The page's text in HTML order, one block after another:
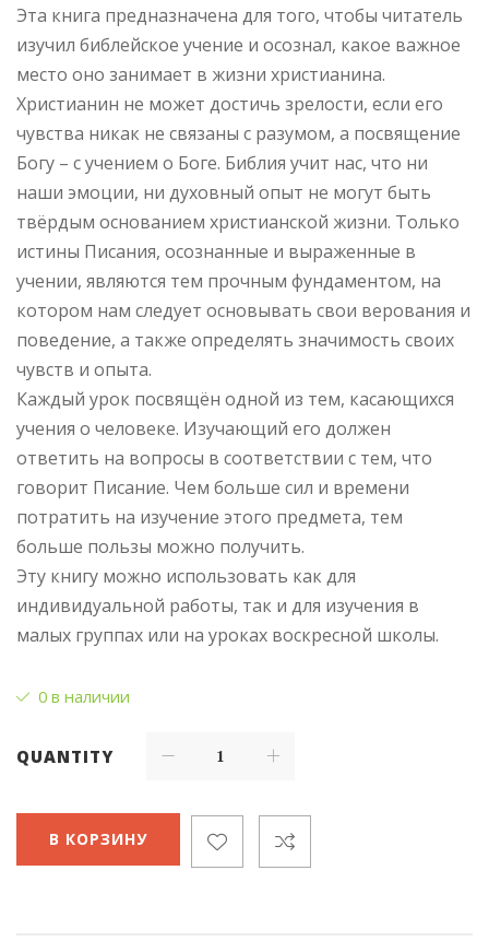
Эта книга предназначена для того, чтобы читатель
изучил библейское учение и осознал, какое важное
место оно занимает в жизни христианина.
Христианин не может достичь зрелости, если его
чувства никак не связаны с разумом, а посвящение
Богу – с учением о Боге. Библия учит нас, что ни
наши эмоции, ни духовный опыт не могут быть
твёрдым основанием христианской жизни. Только
истины Писания, осознанные и выраженные в
учении, являются тем прочным фундаментом, на
котором нам следует основывать свои верования и
поведение, а также определять значимость своих
чувств и опыта.
Каждый урок посвящён одной из тем, касающихся
учения о человеке. Изучающий его должен
ответить на вопросы в соответствии с тем, что
говорит Писание. Чем больше сил и времени
потратить на изучение этого предмета, тем
больше пользы можно получить.
Эту книгу можно использовать как для
индивидуальной работы, так и для изучения в
малых группах или на уроках воскресной школы.
0 в наличии
QUANTITY
В КОРЗИНУ